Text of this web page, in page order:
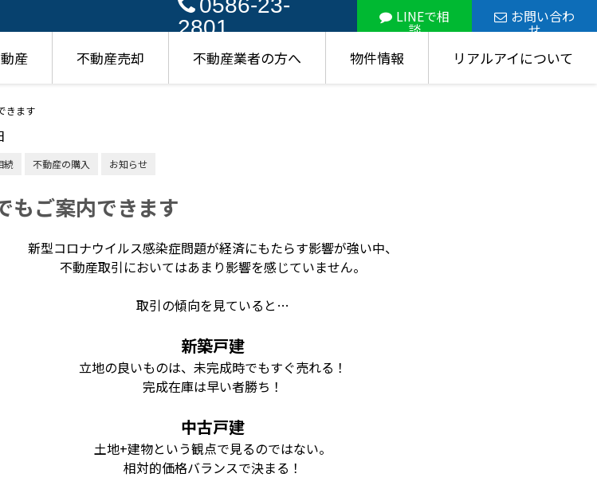
2801
LINEで相
談
お問い合わ
せ
産 不動産売却 不動産業者の方へ 物件情報 リアルアイについて
きます
続 不動産の購入 お知らせ
もご案内できます
新型コロナウイルス感染症問題が経済にもたらす影響が強い中、
不動産取引においてはあまり影響を感じていません。
取引の傾向を見ていると…
新築戸建
立地の良いものは、未完成時でもすぐ売れる！
完成在庫は早い者勝ち！
中古戸建
土地+建物という観点で見るのではない。
相対的価格バランスで決まる！